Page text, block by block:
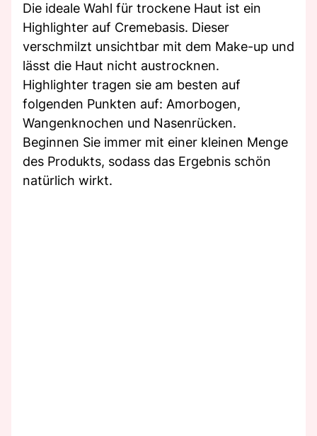
Die ideale Wahl für trockene Haut ist ein
Highlighter auf Cremebasis. Dieser
verschmilzt unsichtbar mit dem Make-up und
lässt die Haut nicht austrocknen.
Highlighter tragen sie am besten auf
folgenden Punkten auf: Amorbogen,
Wangenknochen und Nasenrücken.
Beginnen Sie immer mit einer kleinen Menge
des Produkts, sodass das Ergebnis schön
natürlich wirkt.